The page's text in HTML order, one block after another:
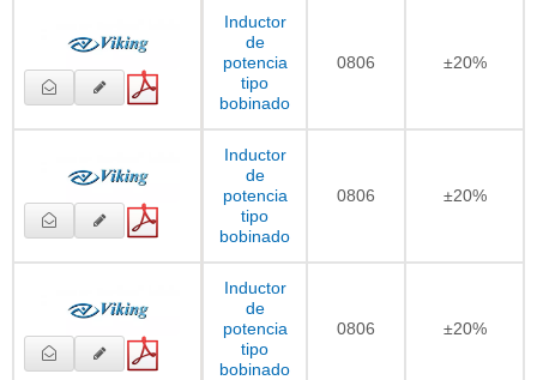
Inductor
de
potencia
tipo
bobinado
0806 ±20%
Inductor
de
potencia
tipo
bobinado
0806 ±20%
Inductor
de
potencia
tipo
bobinado
0806 ±20%